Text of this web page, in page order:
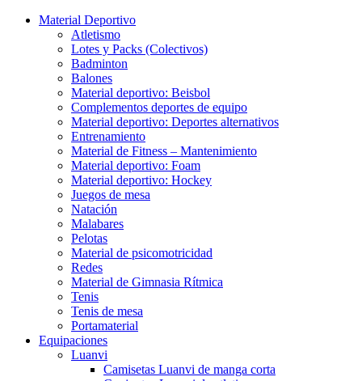
Material Deportivo
Atletismo
Lotes y Packs (Colectivos)
Badminton
Balones
Material deportivo: Beisbol
Complementos deportes de equipo
Material deportivo: Deportes alternativos
Entrenamiento
Material de Fitness – Mantenimiento
Material deportivo: Foam
Material deportivo: Hockey
Juegos de mesa
Natación
Malabares
Pelotas
Material de psicomotricidad
Redes
Material de Gimnasia Rítmica
Tenis
Tenis de mesa
Portamaterial
Equipaciones
Luanvi
Camisetas Luanvi de manga corta